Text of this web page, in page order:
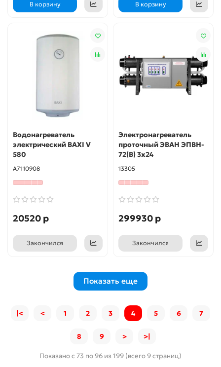
В корзину В корзину
Водонагреватель
электрический BAXI V
580
A7110908
20520 р
Закончился
Электронагреватель
проточный ЭВАН ЭПВН-
72(В) 3х24
13305
299930 р
Закончился
Показать еще
|< < 1 2 3 4 5 6 7
8 9 > >|
Показано с 73 по 96 из 199 (всего 9 страниц)